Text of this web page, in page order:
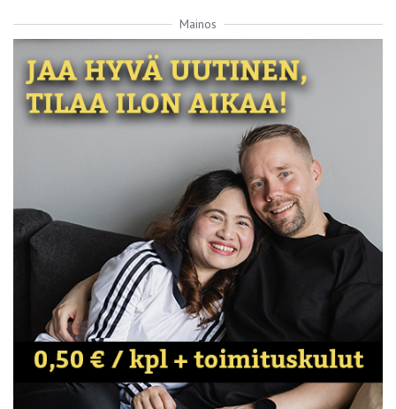
Mainos